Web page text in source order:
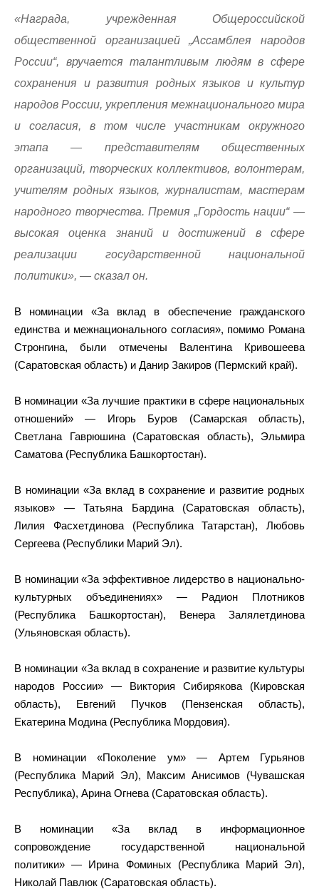
«Награда, учрежденная Общероссийской
общественной организацией „Ассамблея народов
России“, вручается талантливым людям в сфере
сохранения и развития родных языков и культур
народов России, укрепления межнационального мира
и согласия, в том числе участникам окружного
этапа — представителям общественных
организаций, творческих коллективов, волонтерам,
учителям родных языков, журналистам, мастерам
народного творчества. Премия „Гордость нации“ —
высокая оценка знаний и достижений в сфере
реализации государственной национальной
политики», — сказал он.
В номинации «За вклад в обеспечение гражданского
единства и межнационального согласия», помимо Романа
Стронгина, были отмечены Валентина Кривошеева
(Саратовская область) и Данир Закиров (Пермский край).
В номинации «За лучшие практики в сфере национальных
отношений» — Игорь Буров (Самарская область),
Светлана Гаврюшина (Саратовская область), Эльмира
Саматова (Республика Башкортостан).
В номинации «За вклад в сохранение и развитие родных
языков» — Татьяна Бардина (Саратовская область),
Лилия Фасхетдинова (Республика Татарстан), Любовь
Сергеева (Республики Марий Эл).
В номинации «За эффективное лидерство в национально-
культурных объединениях» — Радион Плотников
(Республика Башкортостан), Венера Залялетдинова
(Ульяновская область).
В номинации «За вклад в сохранение и развитие культуры
народов России» — Виктория Сибирякова (Кировская
область), Евгений Пучков (Пензенская область),
Екатерина Модина (Республика Мордовия).
В номинации «Поколение ум» — Артем Гурьянов
(Республика Марий Эл), Максим Анисимов (Чувашская
Республика), Арина Огнева (Саратовская область).
В номинации «За вклад в информационное
сопровождение государственной национальной
политики» — Ирина Фоминых (Республика Марий Эл),
Николай Павлюк (Саратовская область).